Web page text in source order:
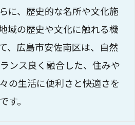
に、歴史的な名所や文化施
域の歴史や文化に触れる機
、広島市安佐南区は、自然
ンス良く融合した、住みや
の生活に便利さと快適さを
す。